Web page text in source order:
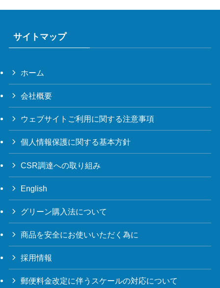
サイトマップ
ホーム
会社概要
ウェブサイトご利用に関する注意事項
個人情報保護に関する基本方針
CSR調達への取り組み
English
グリーン購入法について
商品を安全にお使いいただく為に
採用情報
郵便料金改定に伴うスケールの対応について